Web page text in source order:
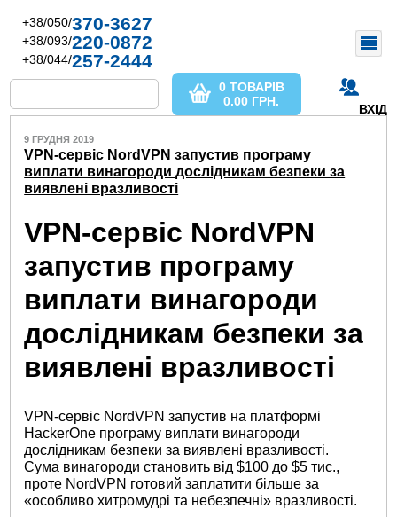
+38/050/370-3627
+38/093/220-0872
+38/044/257-2444
ВХІД
0 ТОВАРІВ
0.00 ГРН.
9 ГРУДНЯ 2019
VPN-сервіс NordVPN запустив програму
виплати винагороди дослідникам безпеки за
виявлені вразливості
VPN-сервіс NordVPN
запустив програму
виплати винагороди
дослідникам безпеки за
виявлені вразливості
VPN-сервіс NordVPN запустив на платформі
HackerOne програму виплати винагороди
дослідникам безпеки за виявлені вразливості.
Сума винагороди становить від $100 до $5 тис.,
проте NordVPN готовий заплатити більше за
«особливо хитромудрі та небезпечні» вразливості.